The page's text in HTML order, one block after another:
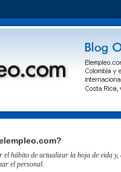
el hábito de actualizar la hoja de vida y,
el personal.